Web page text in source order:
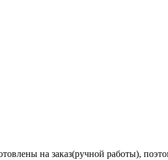
на заказ(ручной работы),